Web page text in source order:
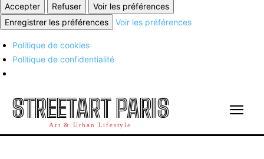
Accepter Refuser
Voir les préférences
Enregistrer les préférences
Voir les préférences
Politique de cookies
Politique de confidentialité
STREETART PARIS
Art & Urban Lifestyle